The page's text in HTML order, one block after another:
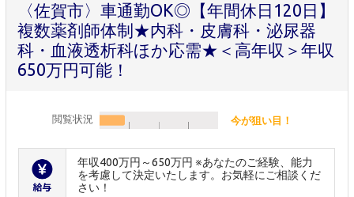
〈佐賀市〉車通勤OK◎【年間休日120日】
複数薬剤師体制★内科・皮膚科・泌尿器
科・血液透析科ほか応需★＜高年収＞年収
650万円可能！
閲覧状況 今が狙い目！
年収400万円～650万円 ※あなたのご経験、能力
を考慮して決定いたします。お気軽にご相談くだ
さい！